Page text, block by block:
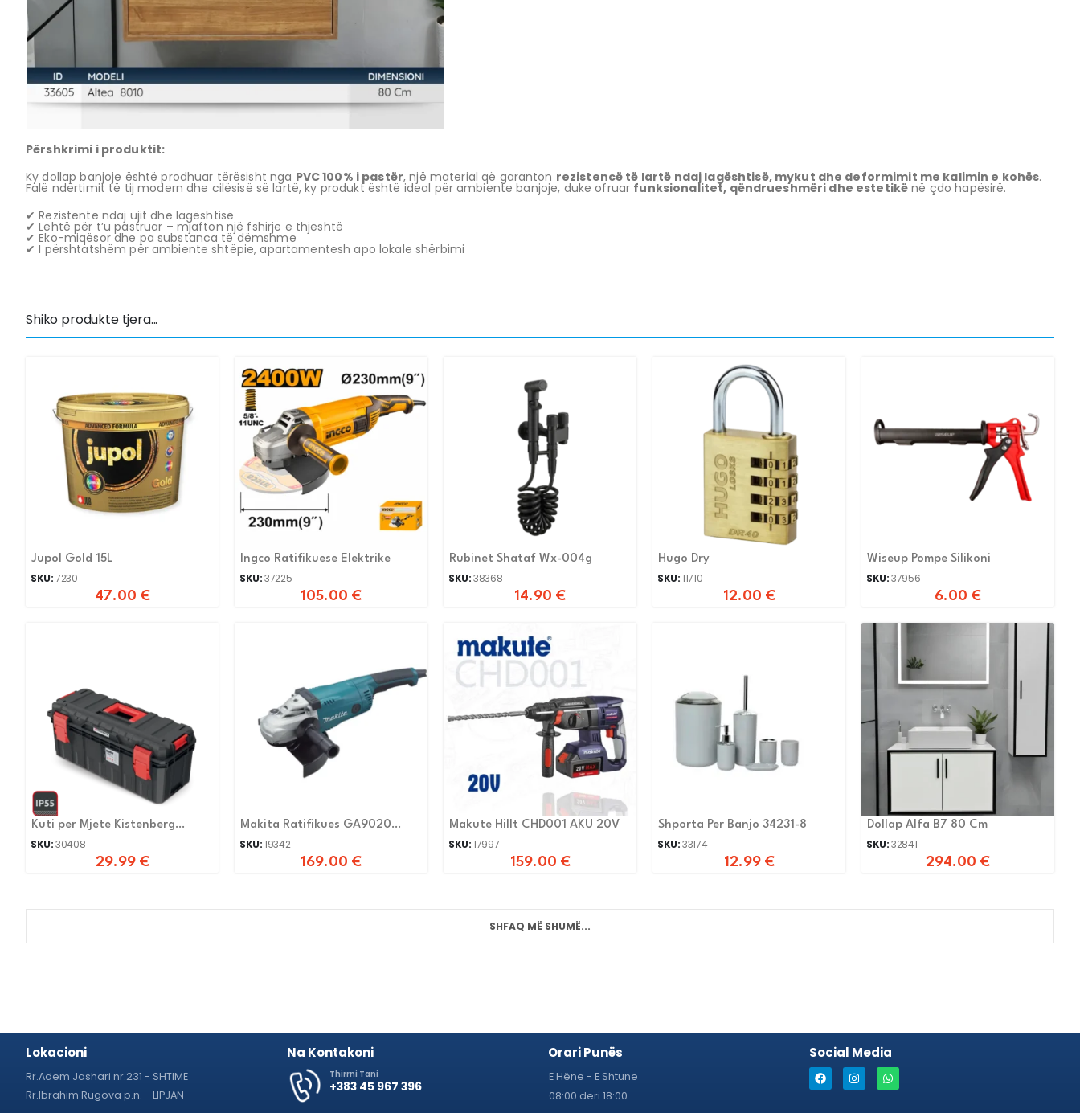
Përshkrimi i produktit:
Ky dollap banjoje është prodhuar tërësisht nga PVC 100% i pastër, një material që garanton rezistencë të lartë ndaj lagështisë, mykut dhe deformimit me kalimin e kohës.
Falë ndërtimit të tij modern dhe cilësisë së lartë, ky produkt është ideal për ambiente banjoje, duke ofruar funksionalitet, qëndrueshmëri dhe estetikë në çdo hapësirë.
✔ Rezistente ndaj ujit dhe lagështisë
✔ Lehtë për t’u pastruar – mjafton një fshirje e thjeshtë
✔ Eko-miqësor dhe pa substanca të dëmshme
✔ I përshtatshëm për ambiente shtëpie, apartamentesh apo lokale shërbimi
Shiko produkte tjera...
Jupol Gold 15L
SKU:7230
47.00 €
Ingco Ratifikuese Elektrike
SKU:37225
105.00 €
Rubinet Shataf Wx-004g
SKU:38368
14.90 €
Hugo Dry
SKU:11710
12.00 €
Wiseup Pompe Silikoni
SKU:37956
6.00 €
Kuti per Mjete Kistenberg
KXS6530
SKU:30408
29.99 €
Makita Ratifikues GA9020
2200W
SKU:19342
169.00 €
Makute Hillt CHD001 AKU 20V
SKU:17997
159.00 €
Shporta Per Banjo 34231-8
SKU:33174
12.99 €
Dollap Alfa B7 80 Cm
SKU:32841
294.00 €
SHFAQ MË SHUMË...
Lokacioni
Rr.Adem Jashari nr.231 - SHTIME
Rr.Ibrahim Rugova p.n. - LIPJAN
Na Kontakoni
Thirrni Tani
+383 45 967 396
Orari Punës
E Hëne - E Shtune
08:00 deri 18:00
Social Media